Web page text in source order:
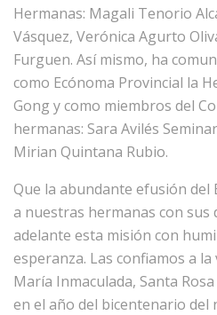
Hermanas: Magali Tenorio
Vásquez, Verónica Agurto
Furguen. Así mismo, ha
como Ecónoma Provincial la
Gong y como miembros del
hermanas: Sara Avilés
Mirian Quintana Rubio.
Que la abundante efusión del
a nuestras hermanas con sus
adelante esta misión con
esperanza. Las confiamos a
María Inmaculada, Santa
en el año del bicentenario del